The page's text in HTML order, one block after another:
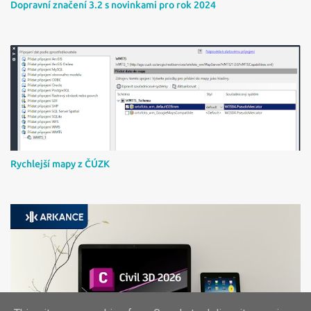
Dopravní značení 3.2 s novinkami pro rok 2024
Rychlejší mapy z ČÚZK